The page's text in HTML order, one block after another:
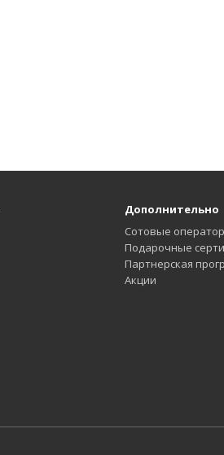
Дополнительно
Сотовые
Подарочные
Партнерская
Акции